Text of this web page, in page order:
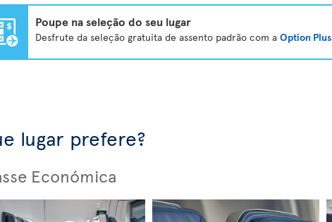
Poupe na seleção do seu lugar
Desfrute da seleção gratuita de assento padrão com a Option Plus
lugar prefere?
Económica